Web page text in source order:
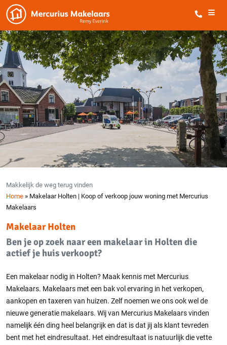
Makkelijk de weg terug vinden
Home » Makelaar Holten | Koop of verkoop jouw woning met Mercurius
Makelaars
Makelaar Holten
Ben je op zoek naar een makelaar in Holten die
actief je huis verkoopt?
Een makelaar nodig in Holten? Maak kennis met Mercurius
Makelaars. Makelaars met een bak vol ervaring in het verkopen,
aankopen en taxeren van huizen. Zelf noemen we ons ook wel de
nieuwe generatie makelaars. Wij van Mercurius Makelaars vinden
namelijk één ding heel belangrijk en dat is dat jij als klant tevreden
bent met het eindresultaat. Het eindresultaat is natuurlijk die vette